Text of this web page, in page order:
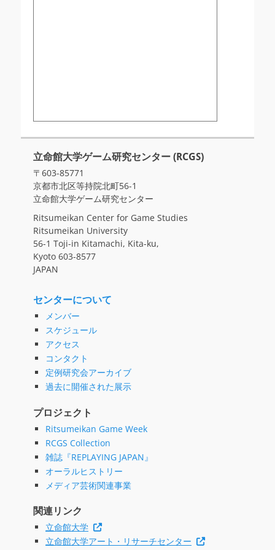
立命館大学ゲーム研究センター (RCGS)
〒603-85771
京都市北区等持院北町56-1
立命館大学ゲーム研究センター
Ritsumeikan Center for Game Studies
Ritsumeikan University
56-1 Toji-in Kitamachi, Kita-ku,
Kyoto 603-8577
JAPAN
センターについて
メンバー
スケジュール
アクセス
コンタクト
定例研究会アーカイブ
過去に開催された展示
プロジェクト
Ritsumeikan Game Week
RCGS Collection
雑誌『REPLAYING JAPAN』
オーラルヒストリー
メディア芸術関連事業
関連リンク
立命館大学
立命館大学アート・リサーチセンター